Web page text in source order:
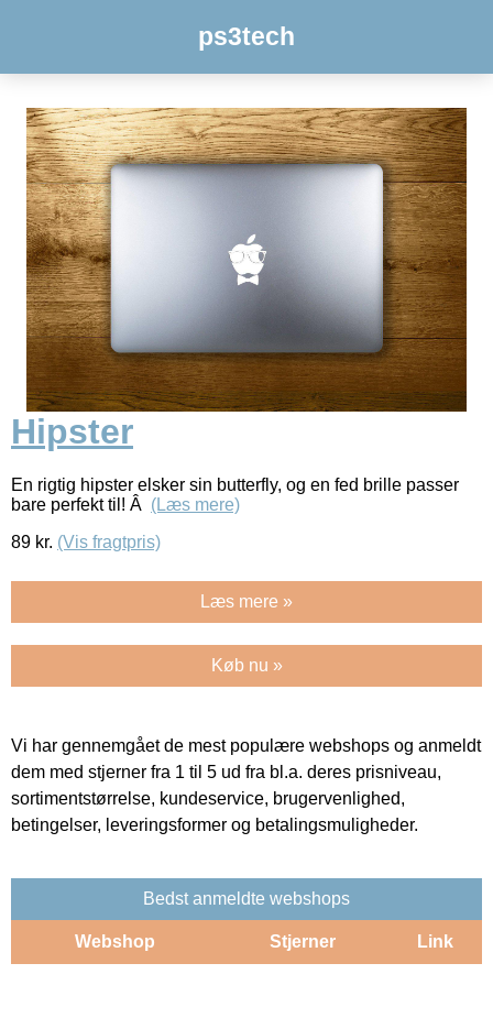
ps3tech
Hipster
En rigtig hipster elsker sin butterfly, og en fed brille passer
bare perfekt til! Â (Læs mere)
89 kr. (Vis fragtpris)
Læs mere »
Køb nu »
Vi har gennemgået de mest populære webshops og anmeldt
dem med stjerner fra 1 til 5 ud fra bl.a. deres prisniveau,
sortimentstørrelse, kundeservice, brugervenlighed,
betingelser, leveringsformer og betalingsmuligheder.
Bedst anmeldte webshops
Webshop Stjerner Link